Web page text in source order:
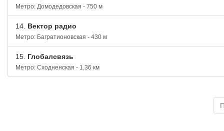
Метро: Домодедовская - 750 м
14. Вектор радио
Метро: Багратионовская - 430 м
15. Глобалсвязь
Метро: Сходненская - 1,36 км